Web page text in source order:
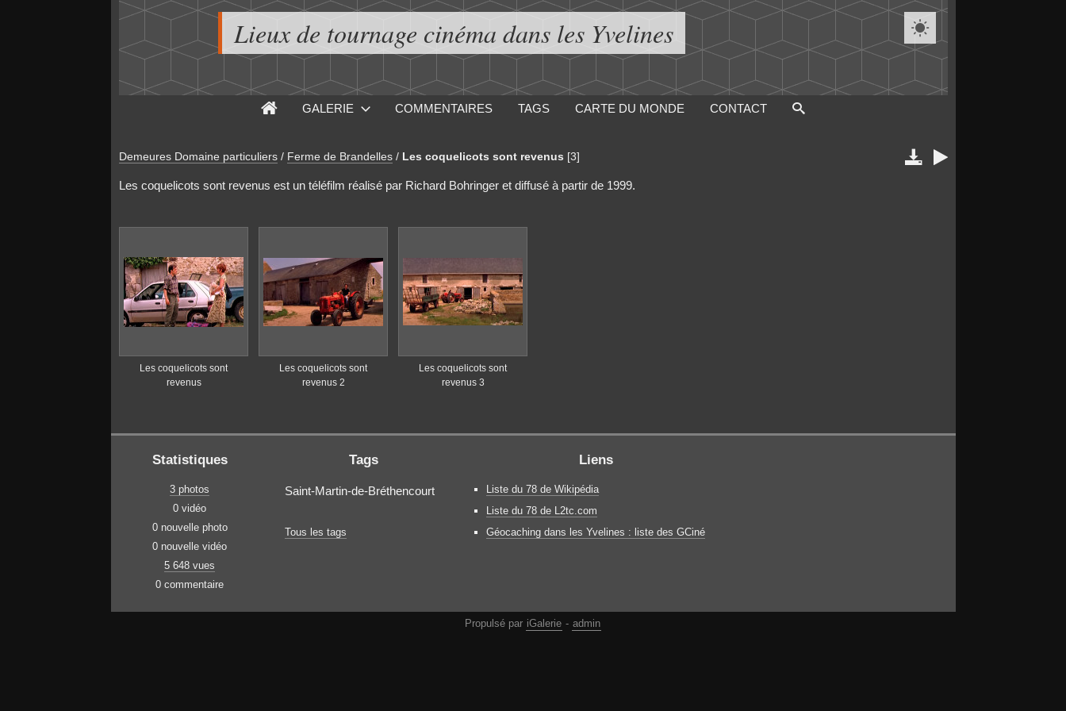
Lieux de tournage cinéma dans les Yvelines 
GALERIE COMMENTAIRES TAGS CARTE DU MONDE CONTACT
Demeures Domaine particuliers / Ferme de Brandelles / Les coquelicots sont revenus [3]  
Les coquelicots sont revenus est un téléfilm réalisé par Richard Bohringer et diffusé à partir de 1999.
Les coquelicots sont
revenus
Les coquelicots sont
revenus 2
Les coquelicots sont
revenus 3
Statistiques
3 photos
0 vidéo
0 nouvelle photo
0 nouvelle vidéo
5 648 vues
0 commentaire
Tags
Saint-Martin-de-Bréthencourt
Tous les tags
Liens
Liste du 78 de Wikipédia
Liste du 78 de L2tc.com
Géocaching dans les Yvelines : liste des GCiné
Propulsé par iGalerie - admin